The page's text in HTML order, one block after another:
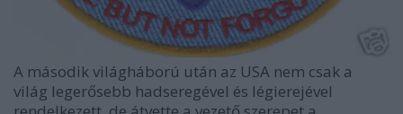
A második világháború után az USA nem csak a
világ legerősebb hadseregével és légierejével